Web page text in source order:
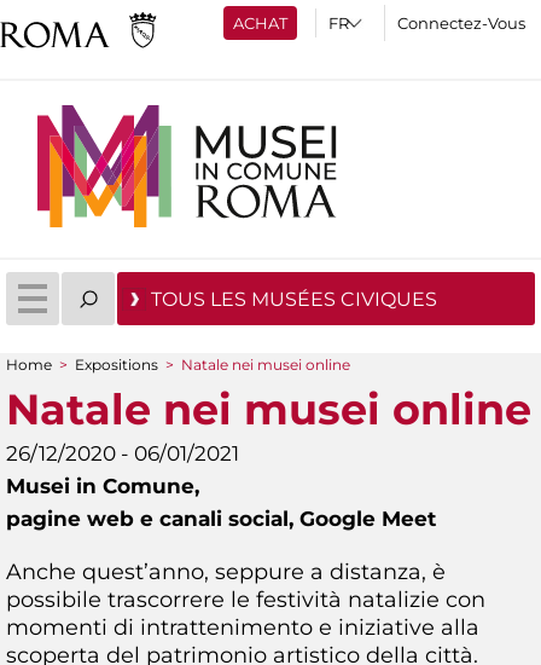
ACHAT Connectez-Vous
TOUS LES MUSÉES CIVIQUES
You are here
Home > Expositions > Natale nei musei online
Natale nei musei online
26/12/2020 - 06/01/2021
Musei in Comune,
pagine web e canali social, Google Meet
Anche quest’anno, seppure a distanza, è
possibile trascorrere le festività natalizie con
momenti di intrattenimento e iniziative alla
scoperta del patrimonio artistico della città.